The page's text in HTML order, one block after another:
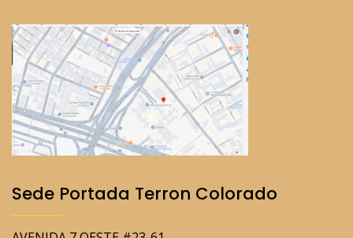
Sede Portada Terron Colorado